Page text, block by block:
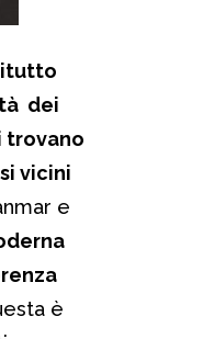
dei
trovano
vicini
e
è